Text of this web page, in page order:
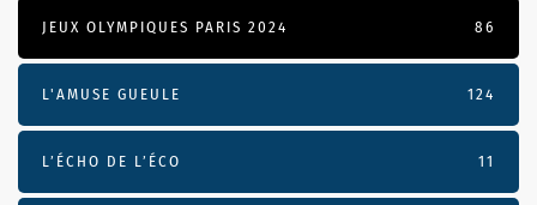
JEUX OLYMPIQUES PARIS 2024 86
L'AMUSE GUEULE 124
L’ÉCHO DE L’ÉCO 11